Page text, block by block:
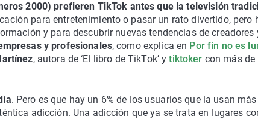
2000) prefieren TikTok antes que la televisión
para entretenimiento o pasar un rato divertido, pero
y para descubrir nuevas tendencias de creadores
y profesionales, como explica en Por fin no es
, autora de ‘El libro de TikTok’ ytiktoker con más de
. Pero es que hay un 6% de los usuarios que la usan
adicción. Una adicción que ya se trata en lugares